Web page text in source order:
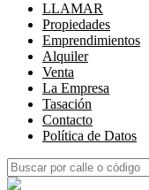
LLAMAR
Propiedades
Emprendimientos
Alquiler
Venta
La Empresa
Tasación
Contacto
Política de Datos